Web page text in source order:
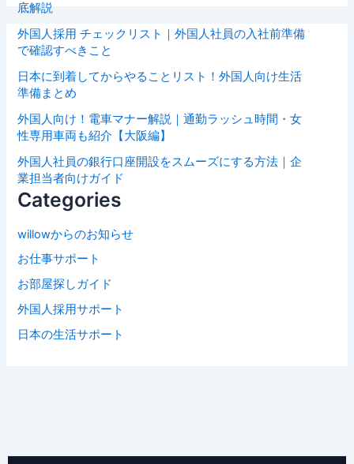
底解説
外国人採用 チェックリスト｜外国人社員の入社前準備
で確認すべきこと
日本に到着してからやることリスト！外国人向け生活
準備まとめ
外国人向け！電車マナー解説｜通勤ラッシュ時間・女
性専用車両も紹介【大阪編】
外国人社員の銀行口座開設をスムーズにする方法｜企
業担当者向けガイド
Categories
willowからのお知らせ
お仕事サポート
お部屋探しガイド
外国人採用サポート
日本の生活サポート